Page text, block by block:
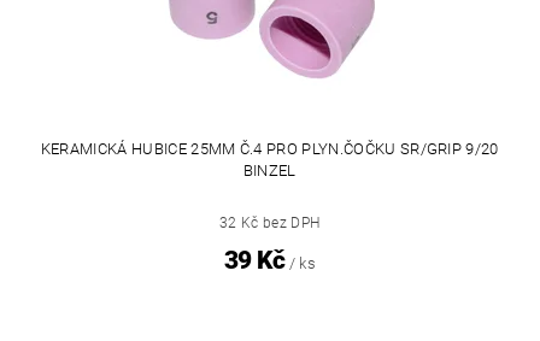
KERAMICKÁ HUBICE 25MM Č.4 PRO PLYN.ČOČKU SR/GRIP 9/20
BINZEL
32 Kč bez DPH
39 Kč / ks